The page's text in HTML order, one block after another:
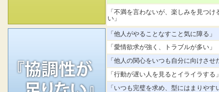
「不満を言わないが、楽しみを見つけ
い」
「他人がやることなすこと気に障る」
「愛情欲求が強く、トラブルが多い」
「他人の関心をいつも自分に向けさせ
「行動が遅い人を見るとイライラする
「いつも完璧を求め、型にはまりやす